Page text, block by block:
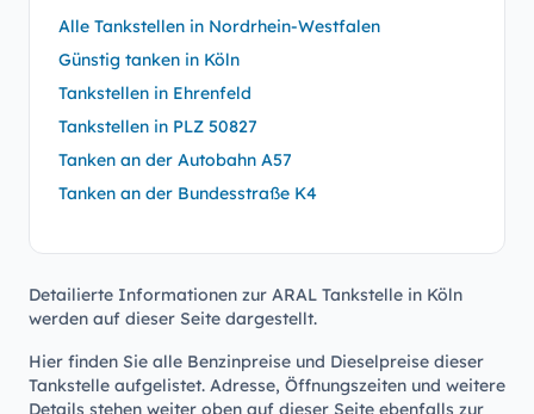
Alle Tankstellen in Nordrhein-Westfalen
Günstig tanken in Köln
Tankstellen in Ehrenfeld
Tankstellen in PLZ 50827
Tanken an der Autobahn A57
Tanken an der Bundesstraße K4
Detailierte Informationen zur ARAL Tankstelle in Köln
werden auf dieser Seite dargestellt.
Hier finden Sie alle Benzinpreise und Dieselpreise dieser
Tankstelle aufgelistet. Adresse, Öffnungszeiten und weitere
Details stehen weiter oben auf dieser Seite ebenfalls zur